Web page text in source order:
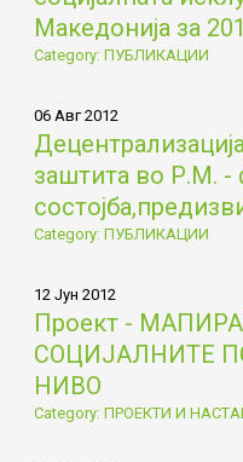
Македонија за
Category: ПУБЛИКАЦИИ
06 Авг 2012
заштита во Р.М. -
Category: ПУБЛИКАЦИИ
12 Јун 2012
Проект -
СОЦИЈАЛНИТЕ
НИВО
Category: ПРОЕКТИ И